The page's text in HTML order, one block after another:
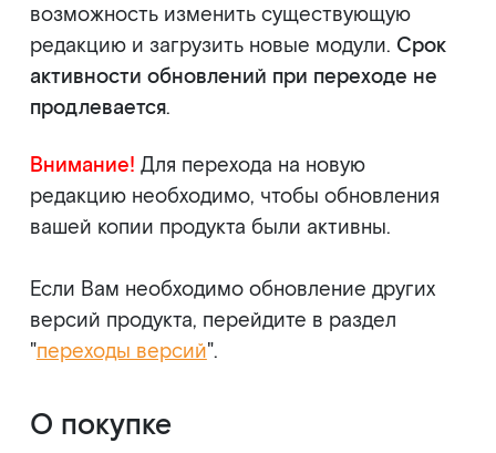
возможность изменить существующую
редакцию и загрузить новые модули. Срок
активности обновлений при переходе не
продлевается.
Внимание! Для перехода на новую
редакцию необходимо, чтобы обновления
вашей копии продукта были активны.
Если Вам необходимо обновление других
версий продукта, перейдите в раздел
"переходы версий".
О покупке